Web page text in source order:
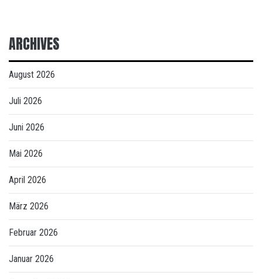
ARCHIVES
August 2026
Juli 2026
Juni 2026
Mai 2026
April 2026
März 2026
Februar 2026
Januar 2026